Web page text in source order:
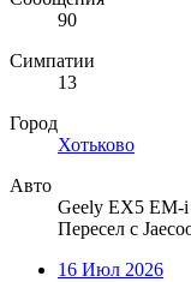
90
Симпатии
13
Город
Хотьково
Авто
Geely EX5 EM-
Пересел с
16 Июл 2026